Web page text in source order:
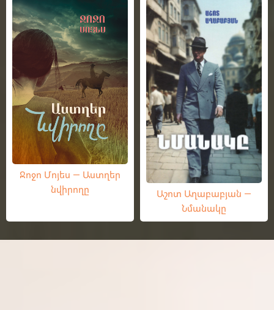
Ջոջո Մոյես — Աստղեր
նվիրողը
Աշոտ Աղաբաբյան —
Նմանակը